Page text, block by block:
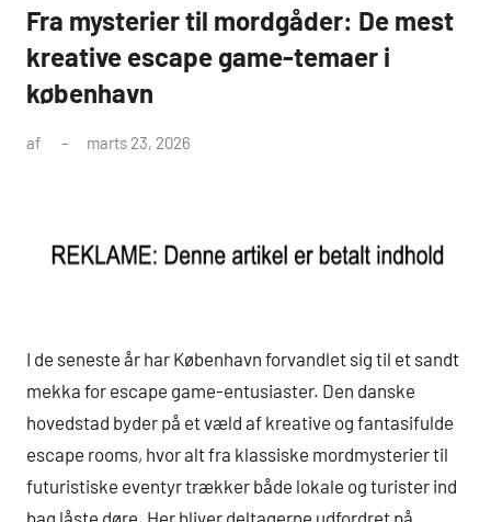
Fra mysterier til mordgåder: De mest
kreative escape game-temaer i
københavn
af marts 23, 2026
I de seneste år har København forvandlet sig til et sandt
mekka for escape game-entusiaster. Den danske
hovedstad byder på et væld af kreative og fantasifulde
escape rooms, hvor alt fra klassiske mordmysterier til
futuristiske eventyr trækker både lokale og turister ind
bag låste døre. Her bliver deltagerne udfordret på